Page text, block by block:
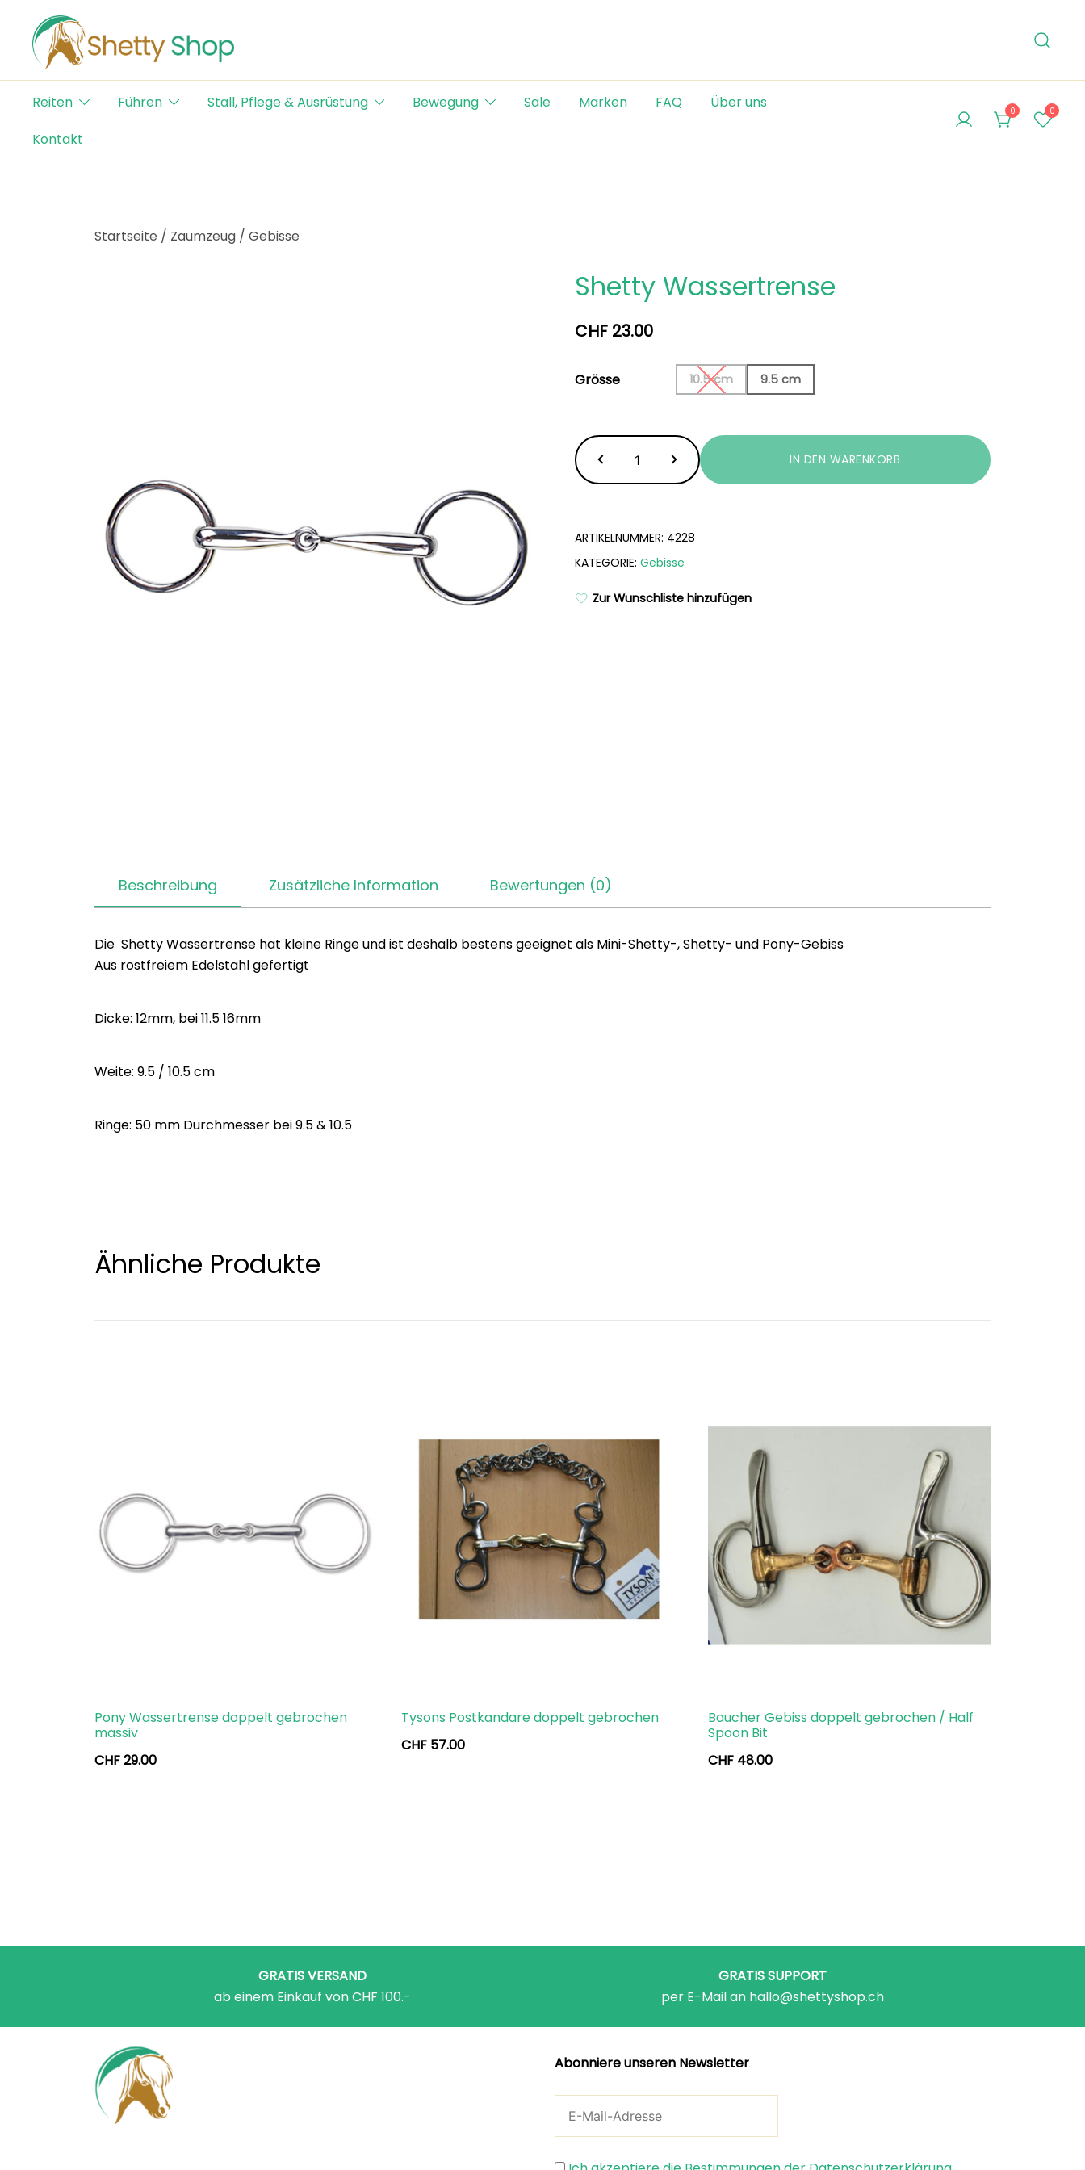
content
Shetty Shop
Der Schweizer Online Shop für Shetty-Artikel
Reiten
Führen Stall, Pflege & Ausrüstung Bewegung Sale Marken FAQ
Über uns
Kontakt
0 0
Startseite / Zaumzeug / Gebisse
Shetty Wassertrense
CHF 23.00
Grösse 10.5 cm 9.5 cm
Wassertrense
Menge
IN DEN WARENKORB
ARTIKELNUMMER: 4228
KATEGORIE: Gebisse
Zur Wunschliste hinzufügen
Beschreibung Zusätzliche Information Bewertungen (0)
Die Shetty Wassertrense hat kleine Ringe und ist deshalb bestens geeignet als Mini-Shetty-, Shetty- und Pony-Gebiss
Aus rostfreiem Edelstahl gefertigt
Dicke: 12mm, bei 11.5 16mm
Weite: 9.5 / 10.5 cm
Ringe: 50 mm Durchmesser bei 9.5 & 10.5
Ähnliche Produkte
Pony Wassertrense doppelt gebrochen
massiv
CHF29.00
Tysons Postkandare doppelt gebrochen
CHF 57.00
Baucher Gebiss doppelt gebrochen / Half
Spoon Bit
CHF 48.00
GRATIS VERSAND
ab einem Einkauf von CHF 100.-
GRATIS SUPPORT
per E-Mail an hallo@shettyshop.ch
Abonniere unseren Newsletter